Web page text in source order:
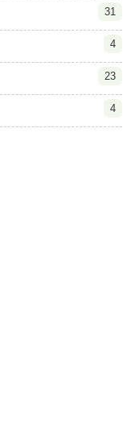
31
4
23
4